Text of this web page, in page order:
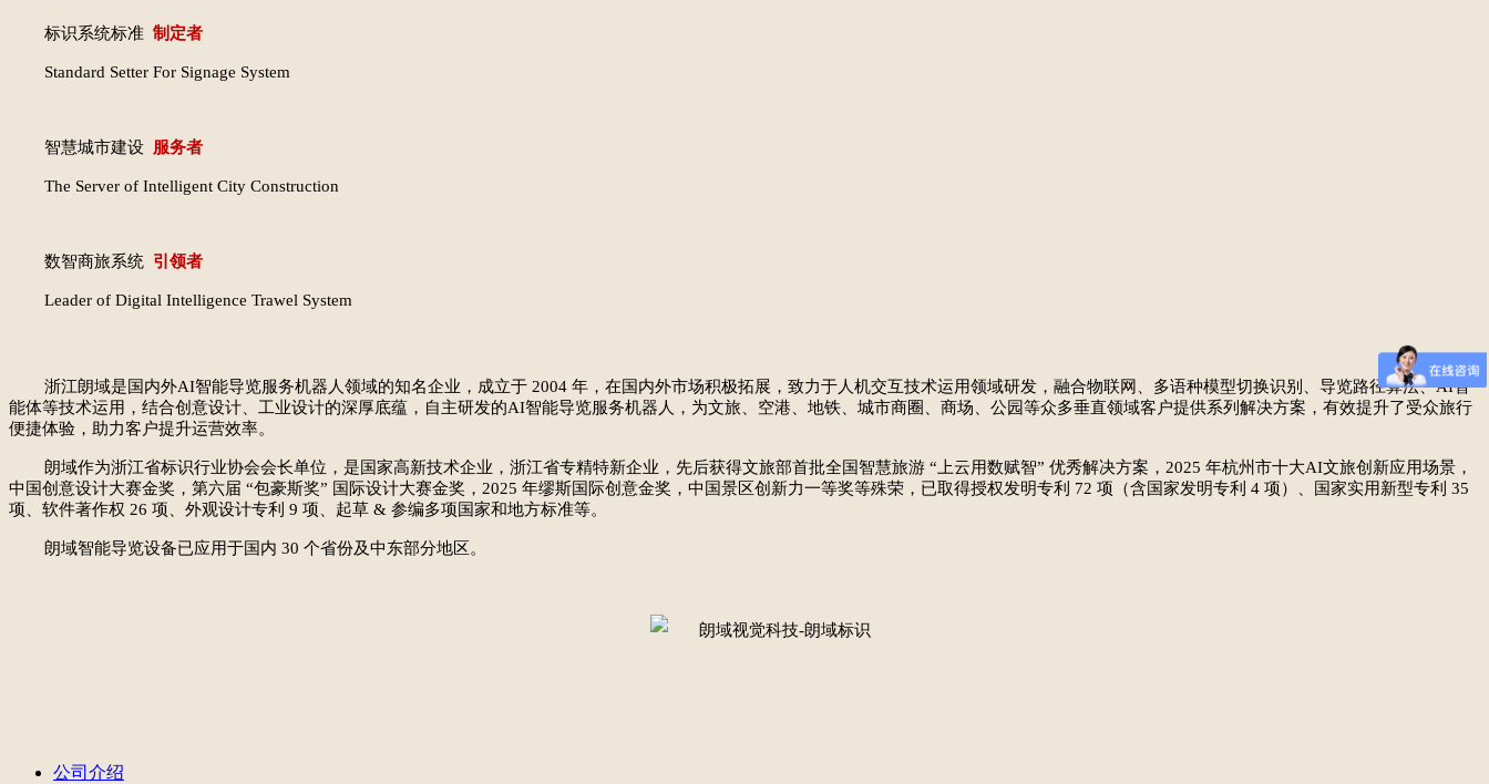
标识系统标准 制定者
Standard Setter For Signage System
智慧城市建设 服务者
The Server of Intelligent City Construction
数智商旅系统 引领者
Leader of Digital Intelligence Trawel System
浙江朗域是国内外AI智能导览服务机器人领域的知名企业，成立于 2004 年，在国内外市场积极拓展，致力于人机交互技术运用领域研发，融合物联网、多语种模型切换识别、导览路径算法、AI智
能体等技术运用，结合创意设计、工业设计的深厚底蕴，自主研发的AI智能导览服务机器人，为文旅、空港、地铁、城市商圈、商场、公园等众多垂直领域客户提供系列解决方案，有效提升了受众旅行
便捷体验，助力客户提升运营效率。
朗域作为浙江省标识行业协会会长单位，是国家高新技术企业，浙江省专精特新企业，先后获得文旅部首批全国智慧旅游 “上云用数赋智” 优秀解决方案，2025 年杭州市十大AI文旅创新应用场景，
中国创意设计大赛金奖，第六届 “包豪斯奖” 国际设计大赛金奖，2025 年缪斯国际创意金奖，中国景区创新力一等奖等殊荣，已取得授权发明专利 72 项（含国家发明专利 4 项）、国家实用新型专利 35
项、软件著作权 26 项、外观设计专利 9 项、起草 & 参编多项国家和地方标准等。
朗域智能导览设备已应用于国内 30 个省份及中东部分地区。
公司介绍